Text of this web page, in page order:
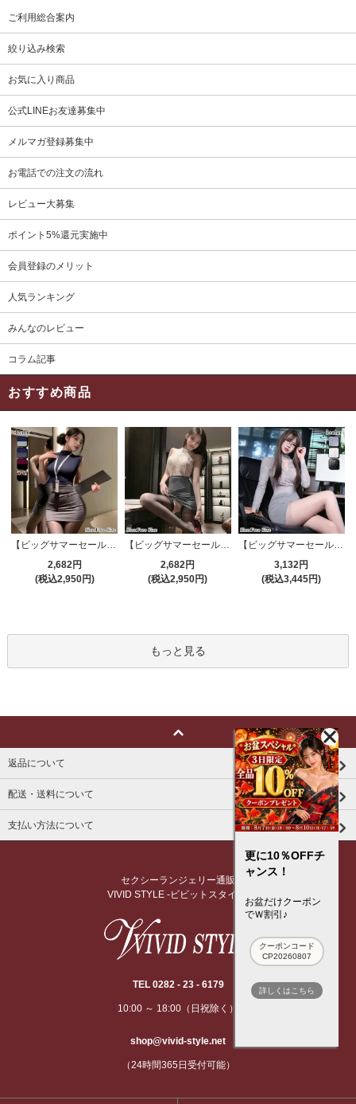
ご利用総合案内
絞り込み検索
お気に入り商品
公式LINEお友達募集中
メルマガ登録募集中
お電話での注文の流れ
レビュー大募集
ポイント5%還元実施中
会員登録のメリット
人気ランキング
みんなのレビュー
コラム記事
おすすめ商品
【ビッグサマーセール対象品】セクシーコスプレ(SEXYCOSPLAY) 4421
2,682円
(税込2,950円)
【ビッグサマーセール対象品】セクシーコスプレ(SEXYCOSPLAY) 4191
2,682円
(税込2,950円)
【ビッグサマーセール対象品】セクシーコスプレ(SEXYCOSPLAY) 4173
3,132円
(税込3,445円)
もっと見る
返品について
配送・送料について
支払い方法について
セクシーランジェリー通販
VIVID STYLE -ビビットスタイル-
TEL 0282 - 23 - 6179
10:00 ～ 18:00（日祝除く）
shop@vivid-style.net
（24時間365日受付可能）
更に10％OFFチ
ャンス！
お盆だけクーポン
でＷ割引♪
クーポンコード
CP20260807
詳しくはこちら